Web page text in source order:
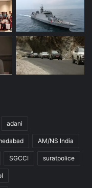
adani
AM/NS India
SGCCI suratpolice